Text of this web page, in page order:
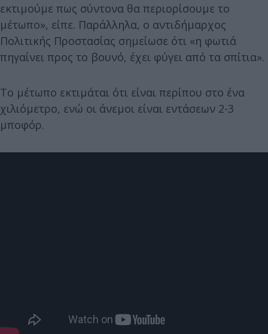
εκτιμούμε πως σύντονα θα περιορίσουμε το
μέτωπο», είπε. Παράλληλα, ο αντιδήμαρχος
Πολιτικής Προστασίας σημείωσε ότι «η φωτιά
πηγαίνει προς το βουνό, έχει φύγει από τα σπίτια».
Το μέτωπο εκτιμάται ότι είναι περίπου στο ένα
χιλιόμετρο, ενώ οι άνεμοι είναι εντάσεων 2-3
μποφόρ.